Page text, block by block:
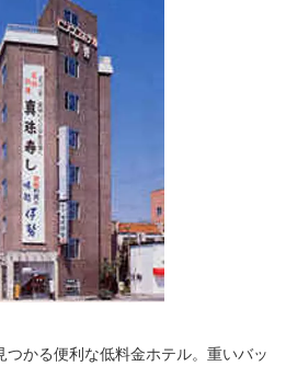
かる便利な低料金ホテル。重いバッ